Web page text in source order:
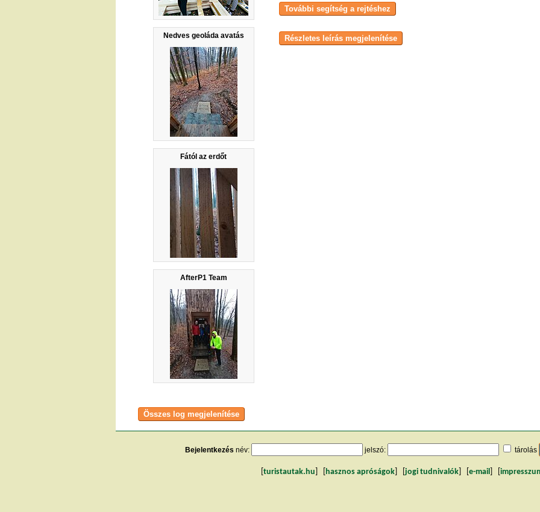
Nedves geoláda avatás
Fától az erdőt
AfterP1 Team
Bejelentkezés név: jelszó: tárolás
turistautak.hu hasznos apróságok jogi tudnivalók e-mail